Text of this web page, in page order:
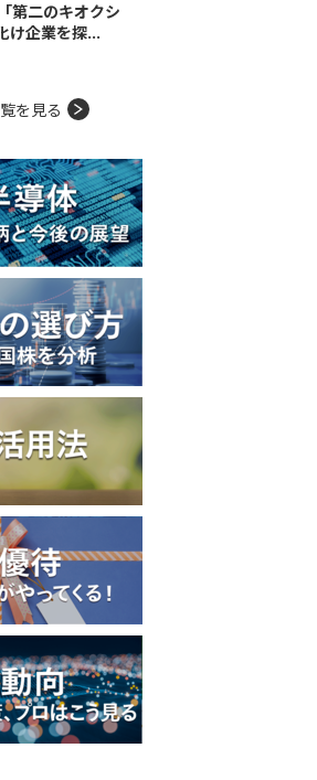
第二のキオクシ
け企業を探...
を見る